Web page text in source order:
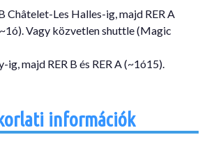
Châtelet-Les Halles-ig, majd RER A
Vagy közvetlen shuttle (Magic
majd RER B és RER A (~1ó15).
információk